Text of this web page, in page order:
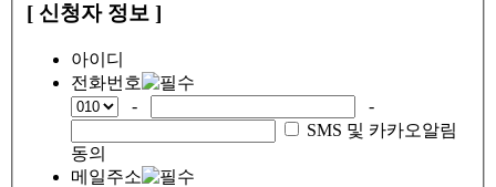
[ 신청자 정보 ]
아이디
전화번호
-
-
SMS 및 카카오알림
동의
메일주소